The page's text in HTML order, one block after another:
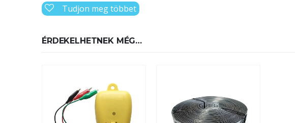
Tudjon meg többet
ÉRDEKELHETNEK MÉG…